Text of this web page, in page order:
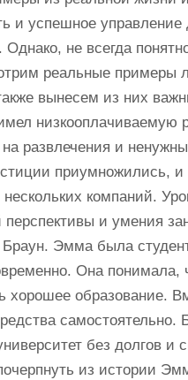
и успешное
не всегда
реальные примеры
вынесем из них
низкооплачиваемую
развлечения и
приумножились,
компаний.
перспективы и умения
Эмма была
Она
хорошее образование.
самостоятельно.
без долгов и
из истории